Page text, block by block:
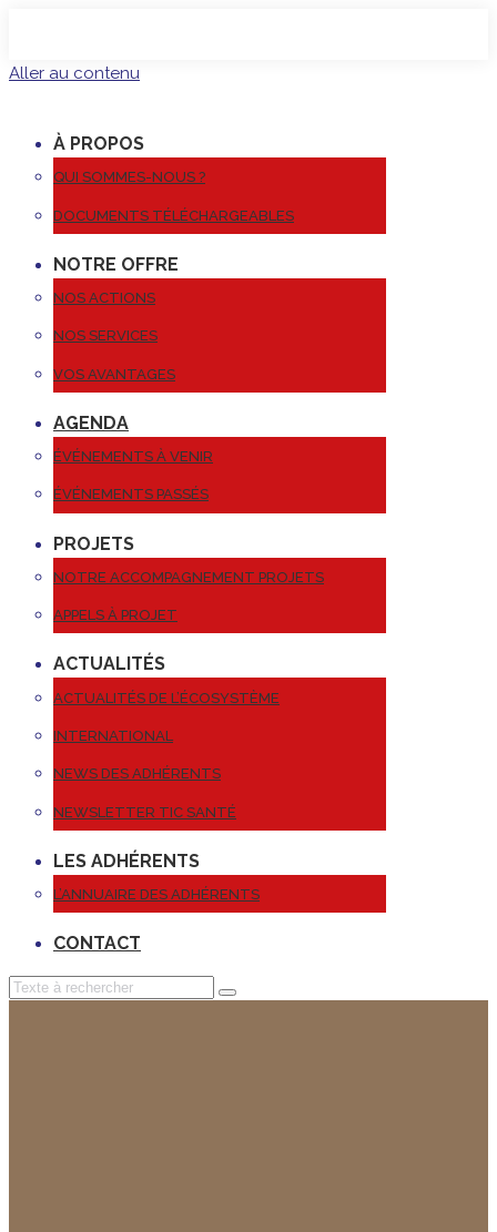
Aller au contenu
À PROPOS
QUI SOMMES-NOUS ?
DOCUMENTS TÉLÉCHARGEABLES
NOTRE OFFRE
NOS ACTIONS
NOS SERVICES
VOS AVANTAGES
AGENDA
ÉVÉNEMENTS À VENIR
ÉVÉNEMENTS PASSÉS
PROJETS
NOTRE ACCOMPAGNEMENT PROJETS
APPELS À PROJET
ACTUALITÉS
ACTUALITÉS DE L’ÉCOSYSTÈME
INTERNATIONAL
NEWS DES ADHÉRENTS
NEWSLETTER TIC SANTÉ
LES ADHÉRENTS
L’ANNUAIRE DES ADHÉRENTS
CONTACT